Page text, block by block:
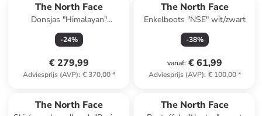
The North Face
Donsjas "Himalayan"
wit/grijs/zwart
-24%
€ 279,99
Adviesprijs (AVP): € 370,00*
The North Face
Enkelboots "NSE" wit/zwart
-38%
vanaf: € 61,99
Adviesprijs (AVP): € 100,00*
The North Face The North Face